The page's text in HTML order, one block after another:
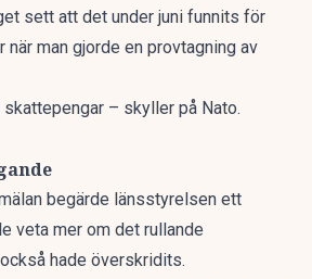
sett att det under juni funnits för
när man gjorde en provtagning av
– skyller på Nato.
begärde länsstyrelsen ett
veta mer om det rullande
hade överskridits.